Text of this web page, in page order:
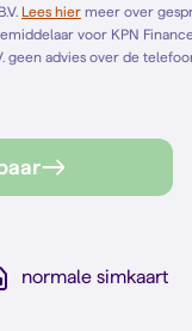
Lees hier
geen advies over de
normale simkaart